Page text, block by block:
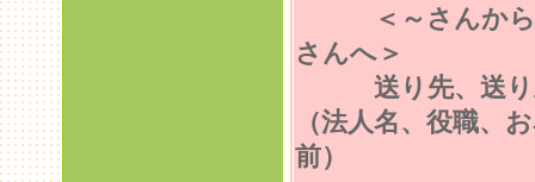
＜～さんから
さんへ＞
送り先、送り
（法人名、役職、
前）